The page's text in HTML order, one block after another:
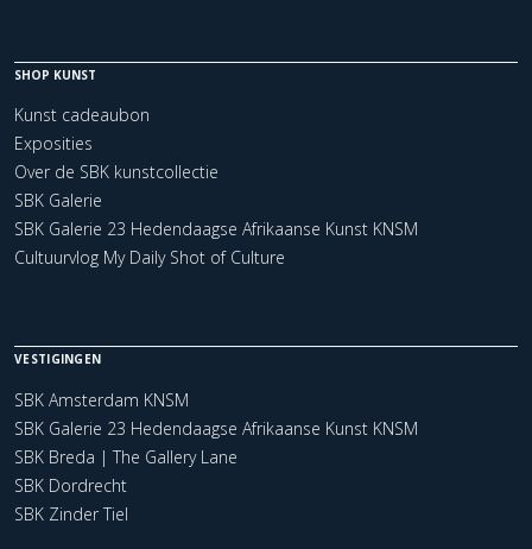
SHOP KUNST
Kunst cadeaubon
Exposities
Over de SBK kunstcollectie
SBK Galerie
SBK Galerie 23 Hedendaagse Afrikaanse Kunst KNSM
Cultuurvlog My Daily Shot of Culture
VESTIGINGEN
SBK Amsterdam KNSM
SBK Galerie 23 Hedendaagse Afrikaanse Kunst KNSM
SBK Breda | The Gallery Lane
SBK Dordrecht
SBK Zinder Tiel